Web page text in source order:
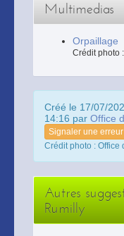
Multimedias
Orpaillage
Crédit photo
Créé le 17/07/
14:16 par Office
Signaler une erreur
Crédit photo : Office
Autres
Rumilly